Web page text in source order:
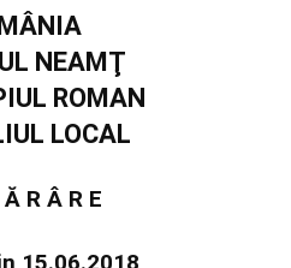
NEAMŢ
ROMAN
LOCAL
R Â R E